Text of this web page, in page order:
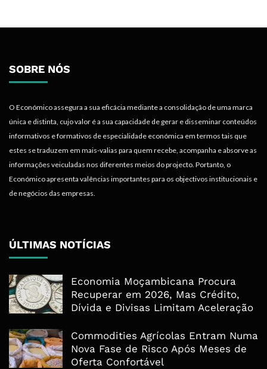
SOBRE NÓS
O Económico assegura a sua eficácia mediante a consolidação de uma marca
única e distinta, cujo valor é a sua capacidade de gerar e disseminar conteúdos
informativos e formativos de especialidade económica em termos tais que
estes se traduzem em mais-valias para quem recebe, acompanha e absorve as
informações veiculadas nos diferentes meios do projecto. Portanto, o
Económico apresenta valências importantes para os objectivos institucionais e
de negócios das empresas.
ÚLTIMAS NOTÍCIAS
Economia Moçambicana Procura
Recuperar em 2026, Mas Crédito,
Dívida e Divisas Limitam Aceleração
Commodities Agrícolas Entram Numa
Nova Fase de Risco Após Meses de
Oferta Confortável